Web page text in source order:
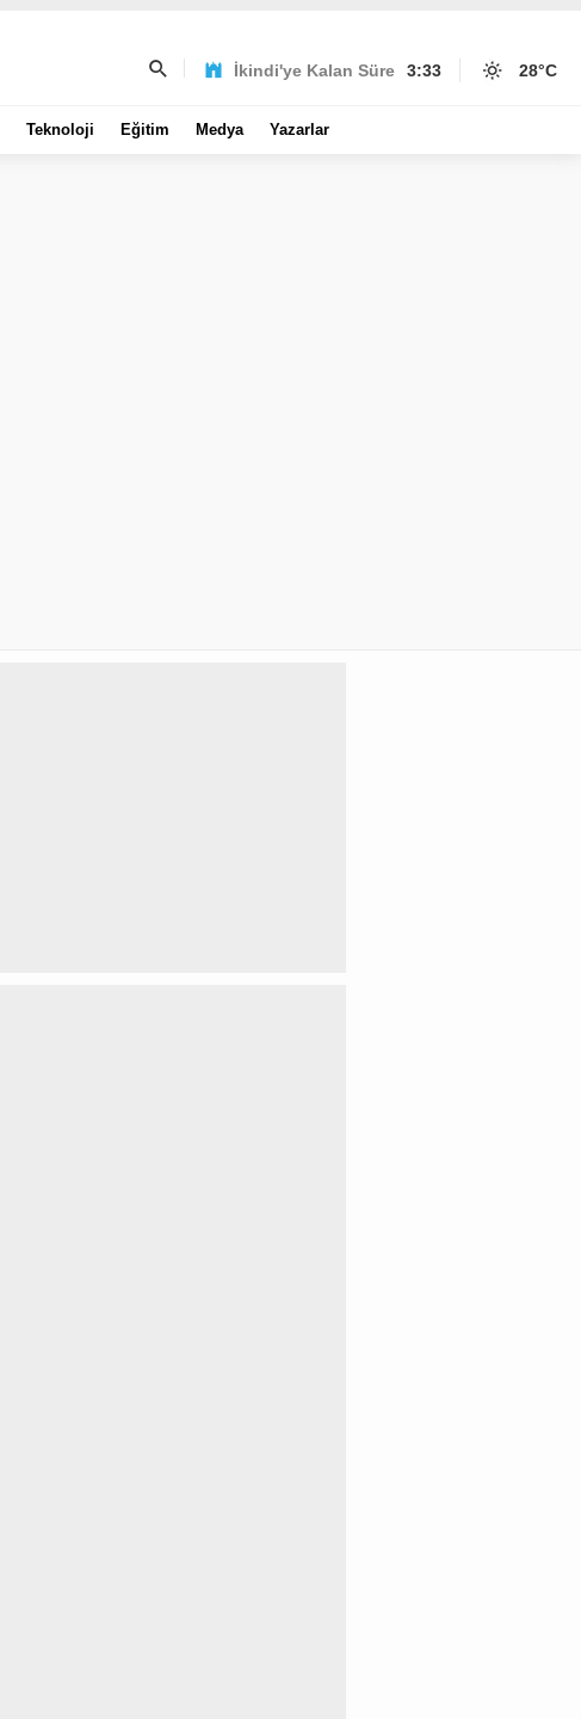
İkindi'ye Kalan Süre 3:33 28°C
Teknoloji Eğitim Medya Yazarlar